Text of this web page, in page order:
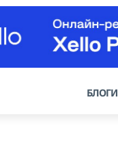
БЛОГИ